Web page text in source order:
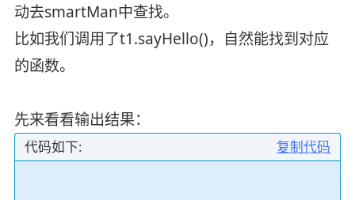
动去smartMan中查找。
比如我们调用了t1.sayHello()，自然能找到对应
的函数。
先来看看输出结果：
复制代码
代码如下: